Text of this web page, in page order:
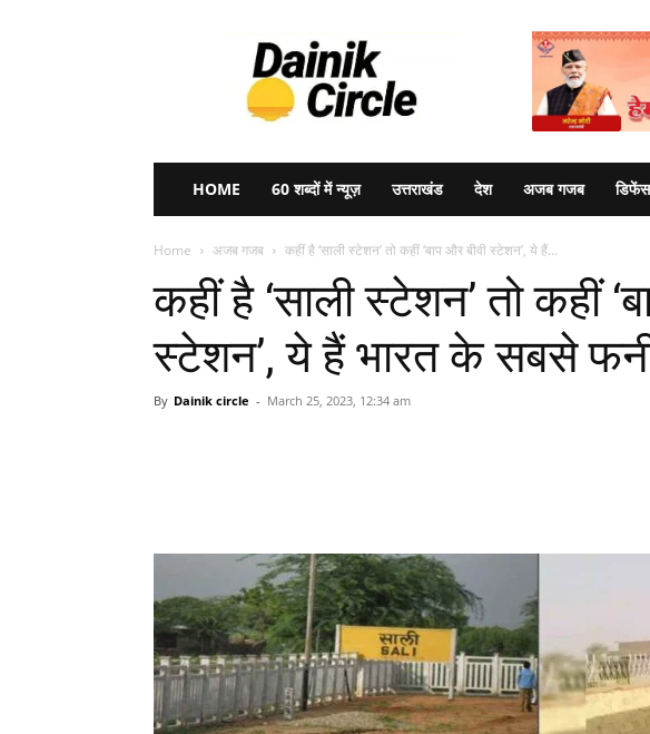
HOME 60 शब्दों में न्यूज़ उत्तराखंड देश अजब गजब डिफेंस
Home अजब गजब कहीं है ‘साली स्टेशन’ तो कहीं ‘बाप और बीवी स्टेशन’, ये हैं...
कहीं है ‘साली स्टेशन’ तो कहीं
स्टेशन’, ये हैं भारत के सबसे
By Dainik circle - March 25, 2023, 12:34 am